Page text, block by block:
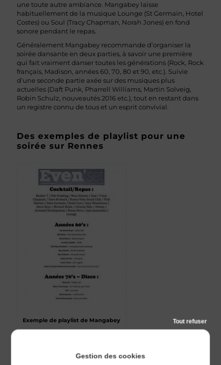
une toute autre ambiance. Mangabey laisse
habituellement de la musique Lounge (St Germain, Hotel
Costes) ou Soul (Tracy Chapman, Norah Jones) en fond
sonore pendant le repas.
Généralement Mangabey recommande d’organiser la
soirée dansante en deux parties, à savoir une première
qui fait vraiment danser toutes les générations (Rock, Rock
français, Madison, années 60, 70, 80 et 90, etc.). Suivie
d’une seconde partie axée sur des musiques plus
actuelles (Daft Punk, Pharrell Williams, Martin Solveig,
Robin Schulz, nouveautés 2016 etc.), tout en restant dans
un registre connu de tous et un esprit convivial.
Des exemples de playlist pour une
soirée sur Rennes
Exemple de playlist de Mangabey
Gestion des cookies
Tout refuser